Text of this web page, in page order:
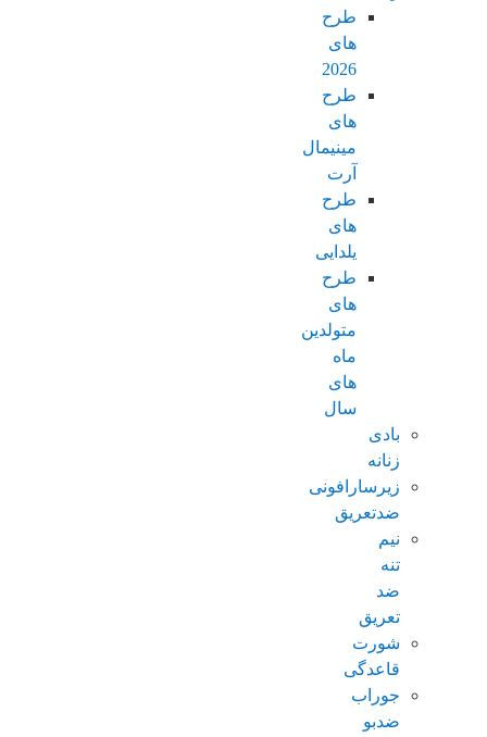
طرح
های
2026
طرح
های
مینیمال
آرت
طرح
های
یلدایی
طرح
های
متولدین
ماه
های
سال
بادی
زنانه
زیرسارافونی
ضدتعریق
نیم
تنه
ضد
تعریق
شورت
قاعدگی
جوراب
ضدبو